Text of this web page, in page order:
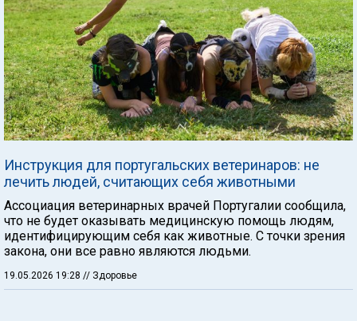
Инструкция для португальских ветеринаров: не
лечить людей, считающих себя животными
Ассоциация ветеринарных врачей Португалии сообщила,
что не будет оказывать медицинскую помощь людям,
идентифицирующим себя как животные. С точки зрения
закона, они все равно являются людьми.
19.05.2026 19:28 // Здоровье